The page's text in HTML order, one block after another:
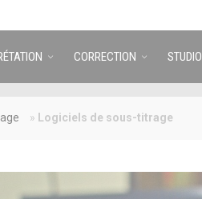
CORRECTION STUDIO
» Logiciels de sous-titrage